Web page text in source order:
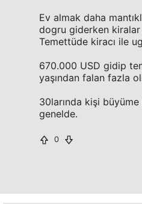
Ev almak daha
dogru giderken kiralar
Temettüde kiracı ile
670.000 USD gidip
yaşından falan fazla
30larında kişi
genelde.
0